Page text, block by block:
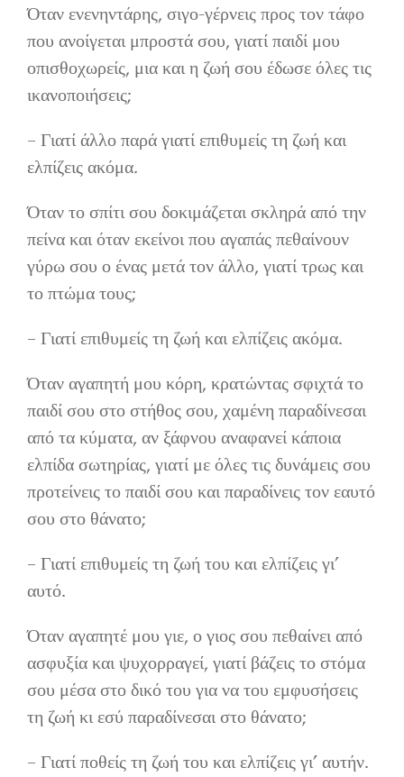
Όταν ενενηντάρης, σιγο-γέρνεις προς τον τάφο
που ανοίγεται μπροστά σου, γιατί παιδί μου
οπισθοχωρείς, μια και η ζωή σου έδωσε όλες τις
ικανοποιήσεις;
– Γιατί άλλο παρά γιατί επιθυμείς τη ζωή και
ελπίζεις ακόμα.
Όταν το σπίτι σου δοκιμάζεται σκληρά από την
πείνα και όταν εκείνοι που αγαπάς πεθαίνουν
γύρω σου ο ένας μετά τον άλλο, γιατί τρως και
το πτώμα τους;
– Γιατί επιθυμείς τη ζωή και ελπίζεις ακόμα.
Όταν αγαπητή μου κόρη, κρατώντας σφιχτά το
παιδί σου στο στήθος σου, χαμένη παραδίνεσαι
από τα κύματα, αν ξάφνου αναφανεί κάποια
ελπίδα σωτηρίας, γιατί με όλες τις δυνάμεις σου
προτείνεις το παιδί σου και παραδίνεις τον εαυτό
σου στο θάνατο;
– Γιατί επιθυμείς τη ζωή του και ελπίζεις γι’
αυτό.
Όταν αγαπητέ μου γιε, ο γιος σου πεθαίνει από
ασφυξία και ψυχορραγεί, γιατί βάζεις το στόμα
σου μέσα στο δικό του για να του εμφυσήσεις
τη ζωή κι εσύ παραδίνεσαι στο θάνατο;
– Γιατί ποθείς τη ζωή του και ελπίζεις γι’ αυτήν.